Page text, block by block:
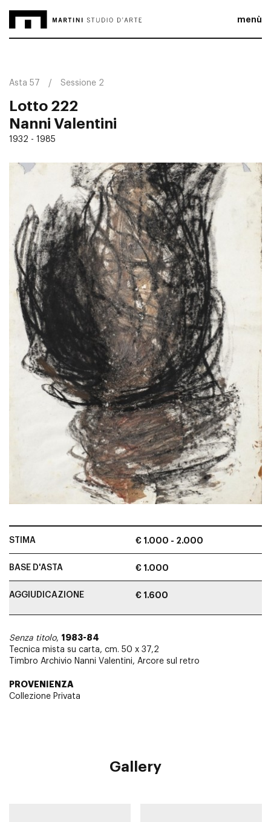
menù
Asta 57 Sessione 2
Lotto 222
Nanni Valentini
1932 - 1985
STIMA € 1.000 - 2.000
BASE D'ASTA € 1.000
AGGIUDICAZIONE € 1.600
Senza titolo, 1983-84
Tecnica mista su carta, cm. 50 x 37,2
Timbro Archivio Nanni Valentini, Arcore sul retro
PROVENIENZA
Collezione Privata
Gallery